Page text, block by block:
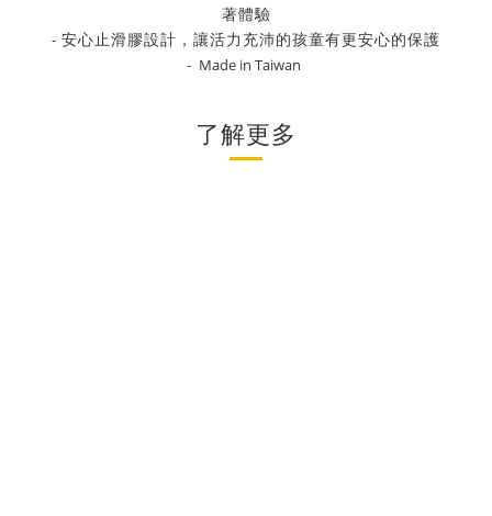
著體驗
- 安心止滑膠設計，讓活力充沛的孩童有更安心的保護
- Made in Taiwan
了解更多